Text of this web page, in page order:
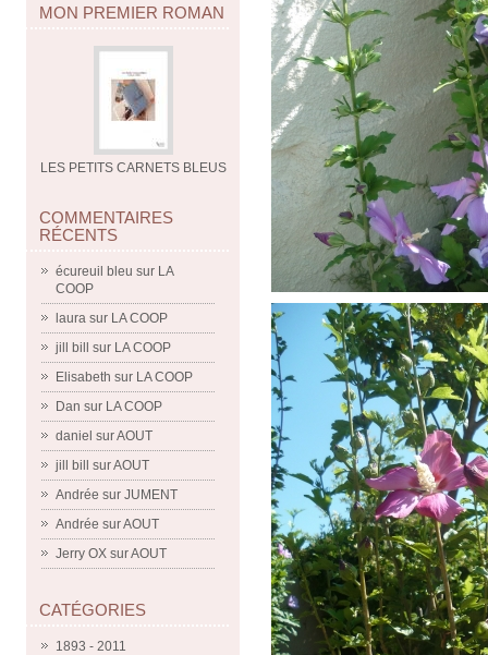
MON PREMIER ROMAN
LES PETITS CARNETS BLEUS
COMMENTAIRES
RÉCENTS
écureuil bleu sur LA
COOP
laura sur LA COOP
jill bill
sur LA COOP
Elisabeth sur LA COOP
Dan sur LA COOP
daniel surAOUT
jill bill
surAOUT
Andrée sur JUMENT
Andrée surAOUT
Jerry OX surAOUT
CATÉGORIES
1893 - 2011